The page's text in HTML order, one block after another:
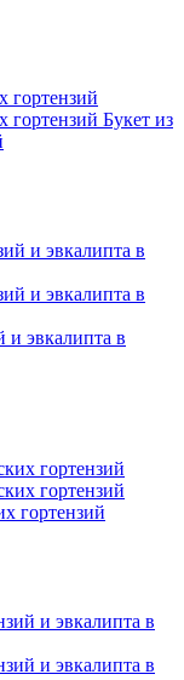
Букет из
и эвкалипта в
гортензий